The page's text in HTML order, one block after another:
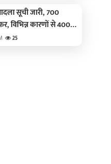
सूची जारी, 700
विभिन्न कारणों से 400
25